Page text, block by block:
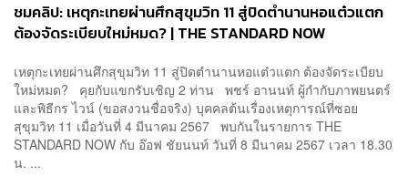
ชมคลิป: เหตุกะเทยผ่านศึกสุขุมวิท 11 สู่ปิดตำนานหอแต๋วแตก
ต้องจัดระเบียบใหม่หมด? | THE STANDARD NOW
เหตุกะเทยผ่านศึกสุขุมวิท 11 สู่ปิดตำนานหอแต๋วแตก ต้องจัดระเบียบ
ใหม่หมด? คุยกับแขกรับเชิญ 2 ท่าน พชร์ อานนท์ ผู้กำกับภาพยนตร์
และพิธีกร ไวน์ (ขอสงวนชื่อจริง) บุคคลต้นเรื่องเหตุการณ์ที่ซอย
สุขุมวิท 11 เมื่อวันที่ 4 มีนาคม 2567 พบกันในรายการ THE
STANDARD NOW กับ อ๊อฟ ชัยนนท์ วันที่ 8 มีนาคม 2567 เวลา 18.30
น. ...